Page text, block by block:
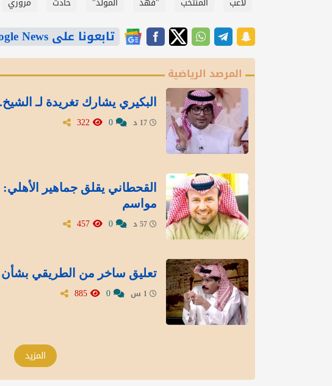
تابعونا على Google News
المرصد الرياضية
البكيري يشارك تغريدة لـ
مواسم
تعليق ساخر من الطريقي بشأن
المزيد